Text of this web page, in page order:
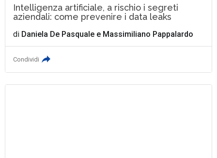
Intelligenza artificiale, a rischio i segreti
aziendali: come prevenire i data leaks
di Daniela De Pasquale e Massimiliano Pappalardo
Condividi